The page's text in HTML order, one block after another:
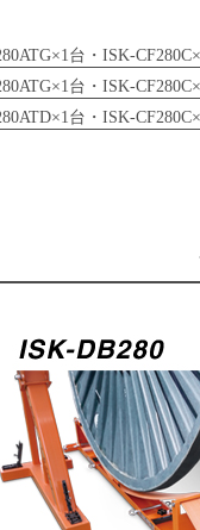
台・ISK-
台・ISK-
台・ISK-